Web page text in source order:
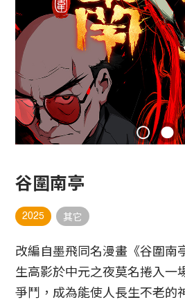
谷圍南亭
2025 其它
改編自墨飛同名漫畫《谷圍南
生高影於中元之夜莫名捲入一
爭鬥，成為能使人長生不老的